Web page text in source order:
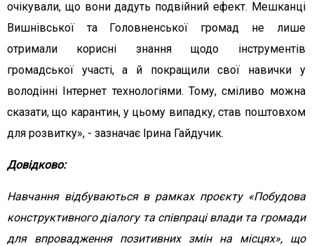
очікували, що вони дадуть подвійний ефект. Мешканці
Вишнівської та Головненської громад не лише
отримали корисні знання щодо інструментів
громадської участі, а й покращили свої навички у
володінні Інтернет технологіями. Тому, сміливо можна
сказати, що карантин, у цьому випадку, став поштовхом
для розвитку», - зазначає Ірина Гайдучик.
Довідково:
Навчання відбуваються в рамках проєкту «Побудова
конструктивного діалогу та співпраці влади та громади
для впровадження позитивних змін на місцях», що